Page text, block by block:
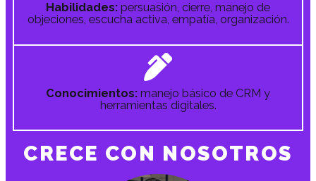
Habilidades: persuasión, cierre, manejo de
objeciones, escucha activa, empatía, organización.
Conocimientos: manejo básico de CRM y
herramientas digitales.
CRECE CON NOSOTROS